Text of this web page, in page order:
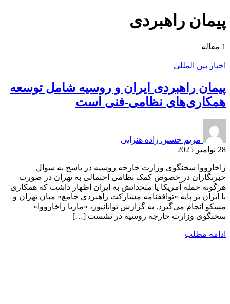
پیمان راهبردی
1 مقاله
اخبار بین المللی
پیمان راهبردی ایران و روسیه شامل توسعه
همکاری‌های نظامی-فنی است
مریم حسین زاده هنزایی
28 نوامبر 2025
زاخارووا سخنگوی وزارت خارجه روسیه در پاسخ به سوال
خبرنگاران در خصوص کمک نظامی احتمالی به تهران در صورت
هرگونه حمله آمریکا یا متحدانش به ایران اظهار داشت که همکاری
با ایران بر پایه «توافقنامه مشارکت راهبردی جامع» میان تهران و
مسکو انجام می‌گیرد. به گزارش توانانیوز، «ماریا زاخارووا»
سخنگوی وزارت خارجه روسیه در نشست […]
ادامه مطلب